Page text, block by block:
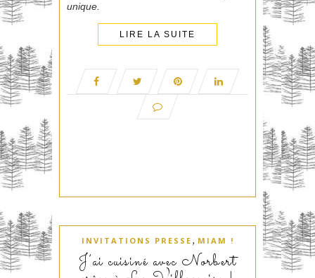
unique.
LIRE LA SUITE
INVITATIONS PRESSE , MIAM !
J’ai cuisiné avec Norbert